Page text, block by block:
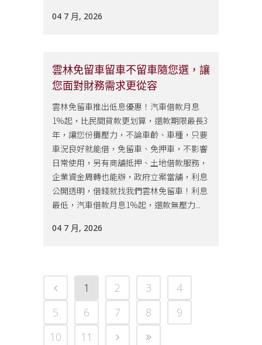
04 7 月, 2026
雲林免留車留車不留車隨您選，讓
您面對財務需求更從容
雲林免留車推出低息優惠！汽車借款月息
1%起，比民間貸款更划算，還款期限最長3
年，讓您份攤壓力，不論車齡、車種，只要
車況良好就能借，免留車、免押車，不影響
日常使用，另有商舖抵押、土地借款服務，
企業資金周轉也能辦，政府立案當舖，利息
公開透明，借錢就找我們雲林免留車！利息
最低，汽車借款月息1%起，還款無壓力...
04 7 月, 2026
1 2 3
4
5
6 7 8
9
10
11